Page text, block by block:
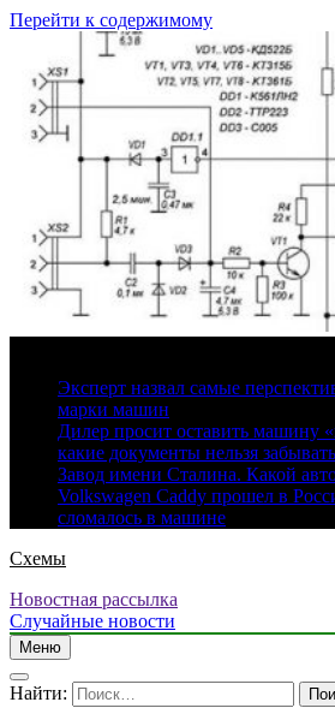
Перейти к содержимому
Эксперт назвал самые
марки машин
Дилер просит оставить машину
какие документы нельзя забывать
Завод имени Сталина. Какой
Volkswagen Caddy прошел в
сломалось в машине
Схемы
Новостная рассылка
Случайные новости
Меню
Найти: